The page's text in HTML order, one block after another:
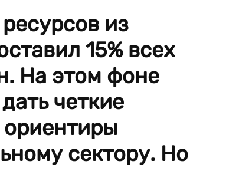
из
15% всех
На этом фоне
четкие
сектору. Но